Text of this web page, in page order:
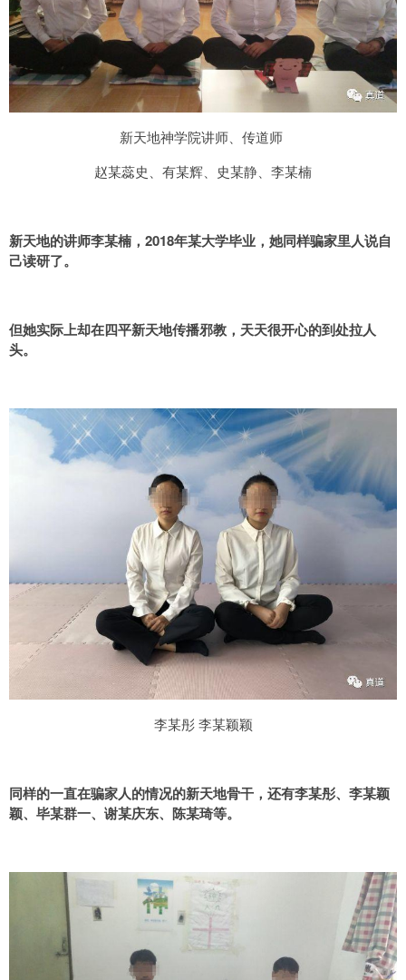
新天地神学院讲师、传道师
赵某蕊史、有某辉、史某静、李某楠
新天地的讲师李某楠，2018年某大学毕业，她同样骗家里人说自
己读研了。
但她实际上却在四平新天地传播邪教，天天很开心的到处拉人
头。
李某彤 李某颖颖
同样的一直在骗家人的情况的新天地骨干，还有李某彤、李某颖
颖、毕某群一、谢某庆东、陈某琦等。